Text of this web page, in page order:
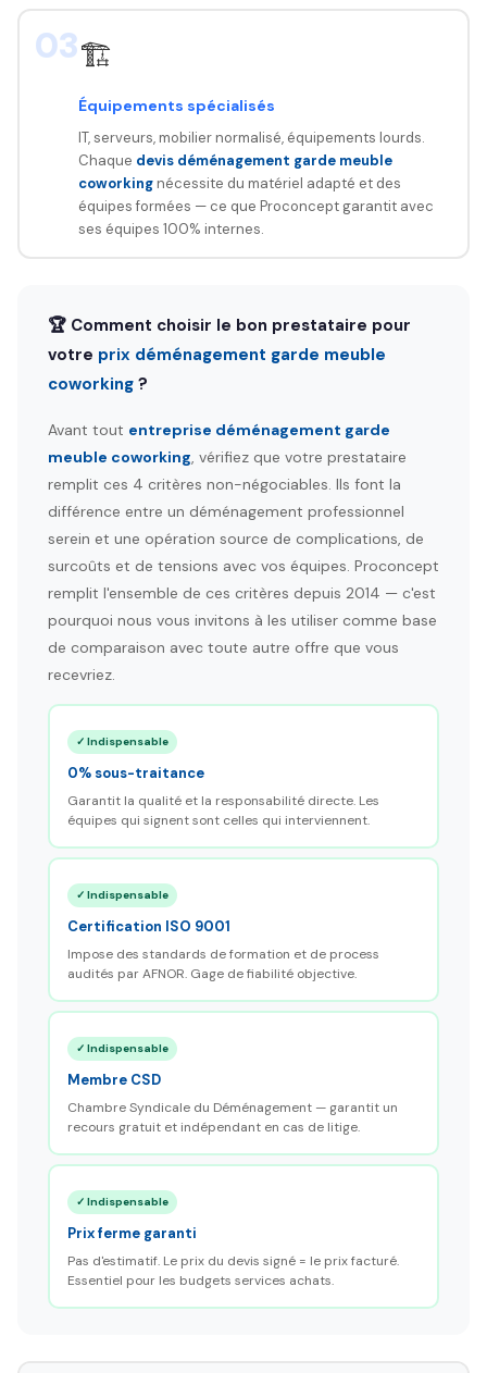
03🏗️
Équipements spécialisés
IT, serveurs, mobilier normalisé, équipements lourds.
Chaque devis déménagement garde meuble
coworkingnécessite du matériel adapté et des
équipes formées — ce que Proconcept garantit avec
ses équipes 100% internes.
🏆 Comment choisir le bon prestataire pour
votre prix déménagement garde meuble
coworking ?
Avant tout entreprise déménagement garde
meuble coworking, vérifiez que votre prestataire
remplit ces 4 critères non-négociables. Ils font la
différence entre un déménagement professionnel
serein et une opération source de complications, de
surcoûts et de tensions avec vos équipes. Proconcept
remplit l'ensemble de ces critères depuis 2014 — c'est
pourquoi nous vous invitons à les utiliser comme base
de comparaison avec toute autre offre que vous
recevriez.
✓ Indispensable
0% sous-traitance
Garantit la qualité et la responsabilité directe. Les
équipes qui signent sont celles qui interviennent.
✓ Indispensable
Certification ISO 9001
Impose des standards de formation et de process
audités par AFNOR. Gage de fiabilité objective.
✓ Indispensable
Membre CSD
Chambre Syndicale du Déménagement — garantit un
recours gratuit et indépendant en cas de litige.
✓ Indispensable
Prix ferme garanti
Pas d'estimatif. Le prix du devis signé = le prix facturé.
Essentiel pour les budgets services achats.